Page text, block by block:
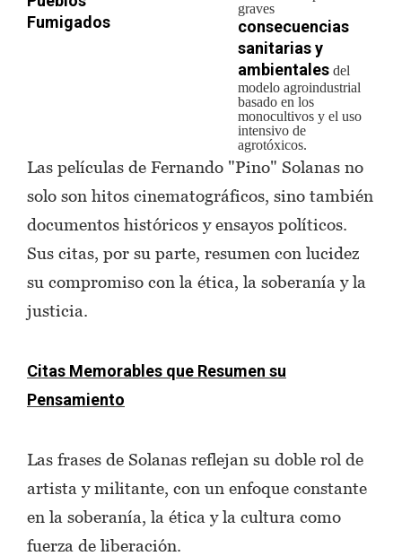
Fumigados
graves
consecuencias
sanitarias y
ambientales del
modelo agroindustrial
basado en los
monocultivos y el uso
intensivo de
agrotóxicos.
Las películas de Fernando "Pino" Solanas no
solo son hitos cinematográficos, sino también
documentos históricos y ensayos políticos.
Sus citas, por su parte, resumen con lucidez
su compromiso con la ética, la soberanía y la
justicia.
Citas Memorables que Resumen su
Pensamiento
Las frases de Solanas reflejan su doble rol de
artista y militante, con un enfoque constante
en la soberanía, la ética y la cultura como
fuerza de liberación.